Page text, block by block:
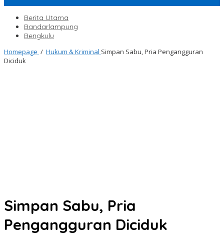
Berita Utama
Bandarlampung
Bengkulu
Homepage / Hukum & Kriminal Simpan Sabu, Pria Pengangguran
Diciduk
Simpan Sabu, Pria
Pengangguran Diciduk